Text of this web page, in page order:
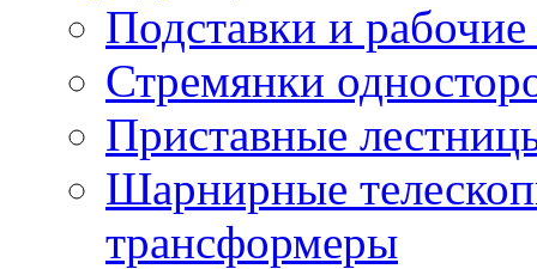
Подставки и
Стремянки
Приставные
Шарнирные
трансформеры